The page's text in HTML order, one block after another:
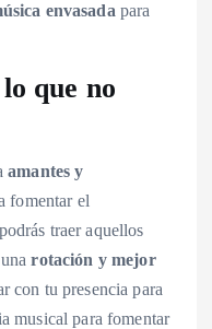
envasada para
que no
amantes y
fomentar el
traer aquellos
unarotación y mejor
con tu presencia para
musical para fomentar